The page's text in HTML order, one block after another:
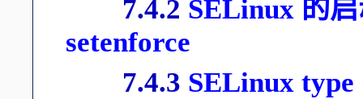
7.4.2 SELinux 的
setenforce
7.4.3 SELinux type